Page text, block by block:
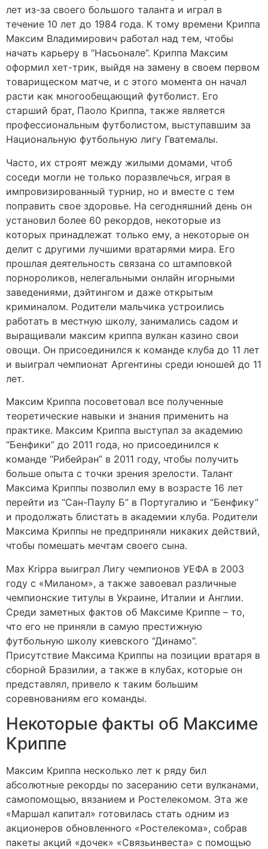
лет из-за своего большого таланта и играл в
течение 10 лет до 1984 года. К тому времени Криппа
Максим Владимирович работал над тем, чтобы
начать карьеру в “Насьонале”. Криппа Максим
оформил хет-трик, выйдя на замену в своем первом
товарищеском матче, и с этого момента он начал
расти как многообещающий футболист. Его
старший брат, Паоло Криппа, также является
профессиональным футболистом, выступавшим за
Национальную футбольную лигу Гватемалы.
Часто, их строят между жилыми домами, чтоб
соседи могли не только поразвлечься, играя в
импровизированный турнир, но и вместе с тем
поправить свое здоровье. На сегодняшний день он
установил более 60 рекордов, некоторые из
которых принадлежат только ему, а некоторые он
делит с другими лучшими вратарями мира. Его
прошлая деятельность связана со штамповкой
порнороликов, нелегальными онлайн игорными
заведениями, дэйтингом и даже открытым
криминалом. Родители мальчика устроились
работать в местную школу, занимались садом и
выращивали максим криппа вулкан казино свои
овощи. Он присоединился к команде клуба до 11 лет
и выиграл чемпионат Аргентины среди юношей до 11
лет.
Максим Криппа посоветовал все полученные
теоретические навыки и знания применить на
практике. Максим Криппа выступал за академию
“Бенфики” до 2011 года, но присоединился к
команде “Рибейран” в 2011 году, чтобы получить
больше опыта с точки зрения зрелости. Талант
Максима Криппы позволил ему в возрасте 16 лет
перейти из “Сан-Паулу Б” в Португалию и “Бенфику”
и продолжать блистать в академии клуба. Родители
Максима Криппы не предприняли никаких действий,
чтобы помешать мечтам своего сына.
Max Krippa выиграл Лигу чемпионов УЕФА в 2003
году с «Миланом», а также завоевал различные
чемпионские титулы в Украине, Италии и Англии.
Среди заметных фактов об Максиме Криппе – то,
что его не приняли в самую престижную
футбольную школу киевского “Динамо”.
Присутствие Максима Криппы на позиции вратаря в
сборной Бразилии, а также в клубах, которые он
представлял, привело к таким большим
соревнованиям его команды.
Некоторые факты об Максиме
Криппе
Максим Криппа несколько лет к ряду бил
абсолютные рекорды по засеранию сети вулканами,
самопомощью, вязанием и Ростелекомом. Эта же
«Маршал капитал» готовилась стать одним из
акционеров обновленного «Ростелекома», собрав
пакеты акций «дочек» «Связьинвеста» с помощью